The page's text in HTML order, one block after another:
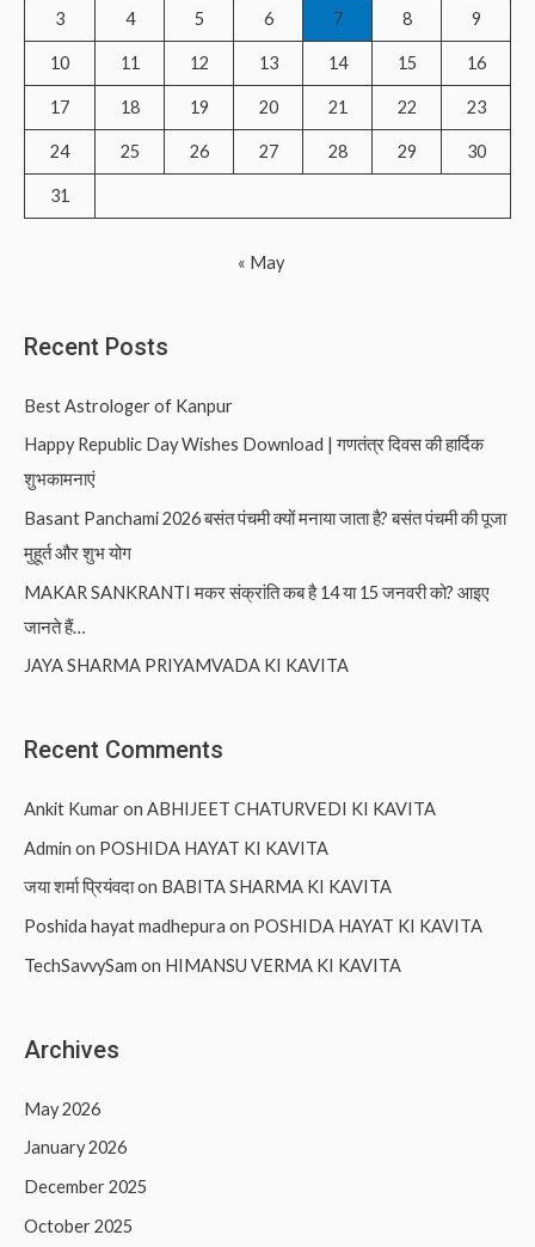
3 4 5 6 7 8 9
10 11 12 13 14 15 16
17 18 19 20 21 22 23
24 25 26 27 28 29 30
31
« May
Recent Posts
Best Astrologer of Kanpur
Happy Republic Day Wishes Download | गणतंत्र दिवस की हार्दिक
शुभकामनाएं
Basant Panchami 2026 बसंत पंचमी क्यों मनाया जाता है? बसंत पंचमी की पूजा
मुहूर्त और शुभ योग
MAKAR SANKRANTI मकर संक्रांति कब है 14 या 15 जनवरी को? आइए
जानते हैं…
JAYA SHARMA PRIYAMVADA KI KAVITA
Recent Comments
Ankit Kumaron ABHIJEET CHATURVEDI KI KAVITA
Admin on POSHIDA HAYAT KI KAVITA
जया शर्मा प्रियंवदाon BABITA SHARMA KI KAVITA
Poshida hayat madhepura on POSHIDA HAYAT KI KAVITA
TechSavvySam on HIMANSU VERMA KI KAVITA
Archives
May 2026
January 2026
December 2025
October 2025